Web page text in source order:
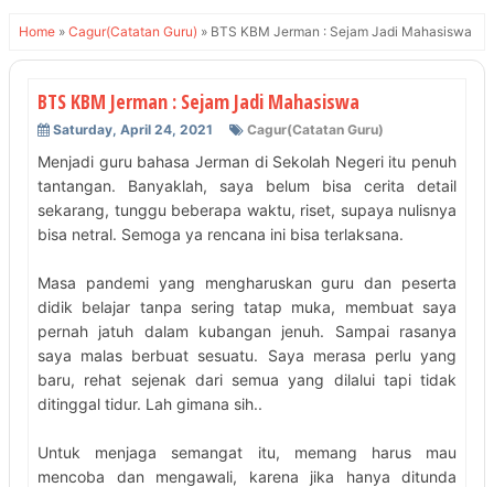
Home » Cagur(Catatan Guru) » BTS KBM Jerman : Sejam Jadi Mahasiswa
BTS KBM Jerman : Sejam Jadi Mahasiswa
Saturday, April 24, 2021 Cagur(Catatan Guru)
Menjadi guru bahasa Jerman di Sekolah Negeri itu penuh
tantangan. Banyaklah, saya belum bisa cerita detail
sekarang, tunggu beberapa waktu, riset, supaya nulisnya
bisa netral. Semoga ya rencana ini bisa terlaksana.
Masa pandemi yang mengharuskan guru dan peserta
didik belajar tanpa sering tatap muka, membuat saya
pernah jatuh dalam kubangan jenuh. Sampai rasanya
saya malas berbuat sesuatu. Saya merasa perlu yang
baru, rehat sejenak dari semua yang dilalui tapi tidak
ditinggal tidur. Lah gimana sih..
Untuk menjaga semangat itu, memang harus mau
mencoba dan mengawali, karena jika hanya ditunda